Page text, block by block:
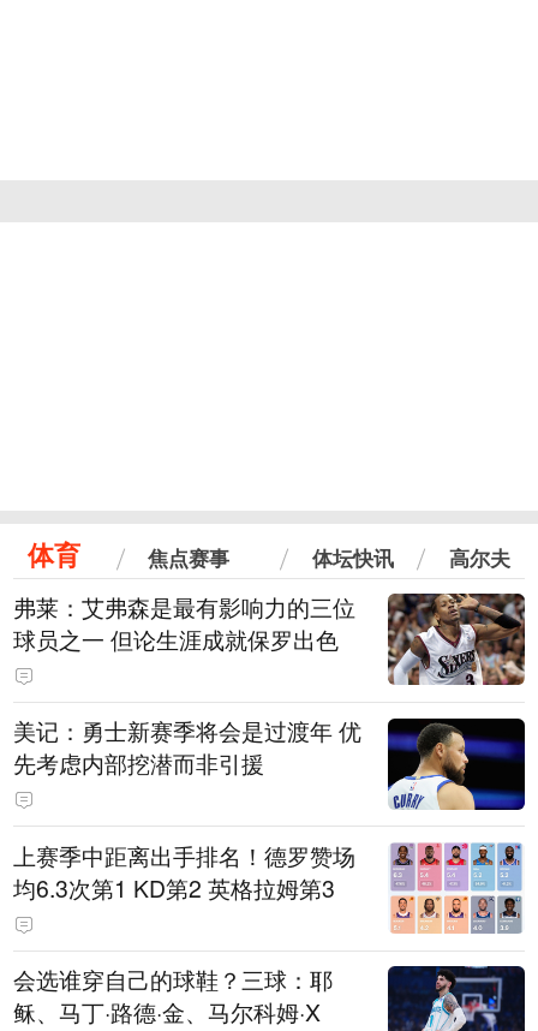
体育 焦点赛事 体坛快讯 高尔夫
弗莱：艾弗森是最有影响力的三位
球员之一 但论生涯成就保罗出色
美记：勇士新赛季将会是过渡年 优
先考虑内部挖潜而非引援
上赛季中距离出手排名！德罗赞场
均6.3次第1 KD第2 英格拉姆第3
会选谁穿自己的球鞋？三球：耶
稣、马丁·路德·金、马尔科姆·X